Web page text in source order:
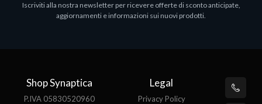
€413.17
Iscriviti alla nostra newsletter per ricevere offerte di sconto anticipate,
aggiornamenti e informazioni sui nuovi prodotti.
Shop Synaptica
P.IVA 05830520960
Legal
Privacy Policy